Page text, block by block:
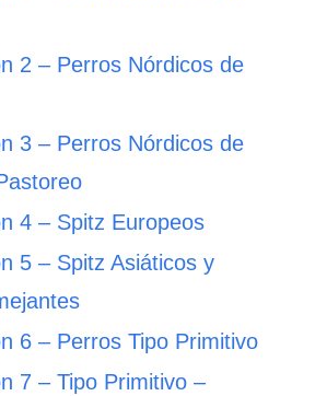
2 – Perros Nórdicos de
3 – Perros Nórdicos de
4 – Spitz Europeos
5 – Spitz Asiáticos y
6 – Perros Tipo Primitivo
7 – Tipo Primitivo –